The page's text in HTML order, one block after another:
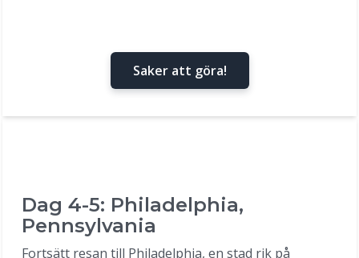
Saker att göra!
Dag 4-5: Philadelphia,
Pennsylvania
Fortsätt resan till Philadelphia, en stad rik på